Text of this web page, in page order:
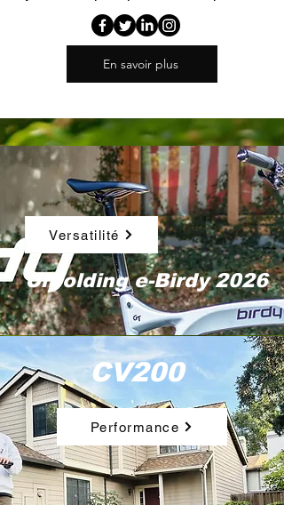
En savoir plus
Unfolding e-Birdy 2026
Versatilité
CV200
Performance